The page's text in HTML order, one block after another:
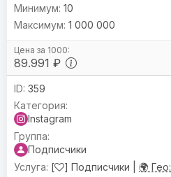
89.991 ₽
10
1 000 000
359
Instagram
Подписчики
[
] Подписчики | 🌍 Гео: